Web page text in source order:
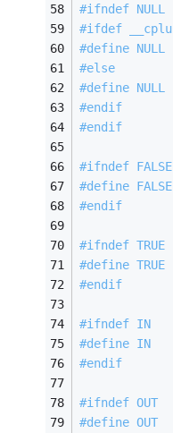
#ifndef NULL
#ifdef
#define
#else
#define
#endif
#endif
#ifndef FALSE
#define
#endif
#ifndef TRUE
#define
#endif
#ifndef IN
#define IN
#endif
#ifndef OUT
#define OUT